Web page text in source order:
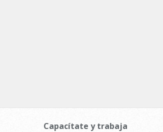
Capacítate y trabaja